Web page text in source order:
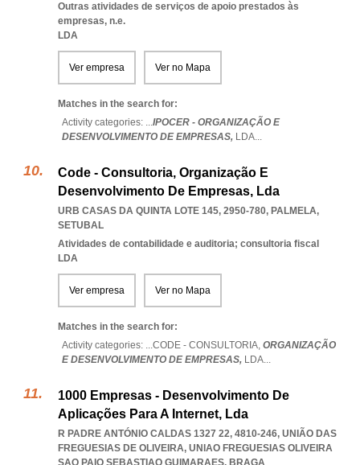
Outras atividades de serviços de apoio prestados às
empresas, n.e.
LDA
Ver empresa Ver no Mapa
Matches in the search for:
Activity categories: ...IPOCER - ORGANIZAÇÃO E
DESENVOLVIMENTO DE EMPRESAS, LDA...
Code - Consultoria, Organização E
Desenvolvimento De Empresas, Lda
URB CASAS DA QUINTA LOTE 145, 2950-780, PALMELA,
SETUBAL
Atividades de contabilidade e auditoria; consultoria fiscal
LDA
Ver empresa Ver no Mapa
Matches in the search for:
Activity categories: ...CODE - CONSULTORIA, ORGANIZAÇÃO
E DESENVOLVIMENTO DE EMPRESAS, LDA...
1000 Empresas - Desenvolvimento De
Aplicações Para A Internet, Lda
R PADRE ANTÓNIO CALDAS 1327 22, 4810-246, UNIÃO DAS
FREGUESIAS DE OLIVEIRA, UNIAO FREGUESIAS OLIVEIRA
SAO PAIO SEBASTIAO GUIMARAES, BRAGA